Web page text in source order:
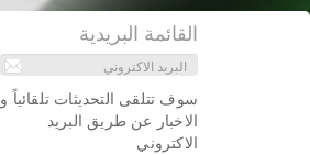
القائمة البريدية
سوف تتلقى التحديثات تلقائياً و
الاخبار عن طريق البريد
الاكتروني